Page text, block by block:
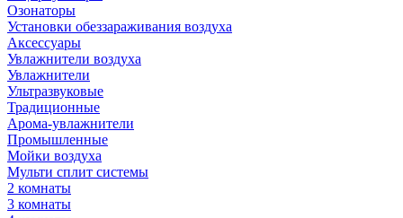
Озонаторы
Установки обеззараживания воздуха
Аксессуары
Увлажнители воздуха
Увлажнители
Ультразвуковые
Традиционные
Арома-увлажнители
Промышленные
Мойки воздуха
Мульти сплит системы
2 комнаты
3 комнаты